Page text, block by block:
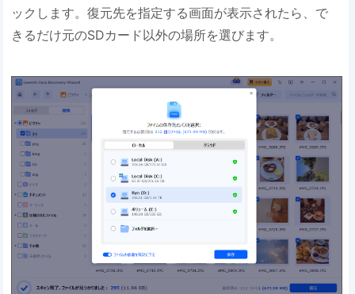
ックします。復元先を指定する画面が表示されたら、で
きるだけ元のSDカード以外の場所を選びます。